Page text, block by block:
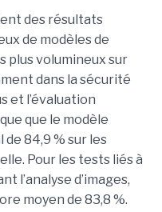
des résultats
de modèles de
plus volumineux sur
dans la sécurité
et l’évaluation
que le modèle
84,9 % sur les
Pour les tests liés à
l’analyse d’images,
moyen de 83,8 %.